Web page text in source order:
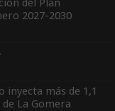
2027-2030
inyecta más de 1,1
La Gomera